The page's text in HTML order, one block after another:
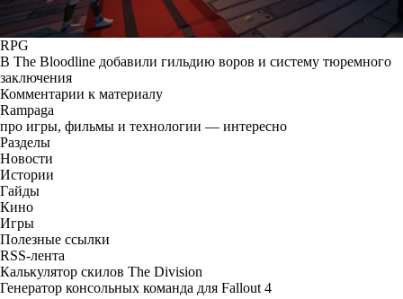
RPG
В The Bloodline добавили гильдию воров и систему тюремного
заключения
Комментарии к материалу
Rampaga
про игры, фильмы и технологии — интересно
Разделы
Новости
Истории
Гайды
Кино
Игры
Полезные ссылки
RSS-лента
Калькулятор скилов The Division
Генератор консольных команда для Fallout 4